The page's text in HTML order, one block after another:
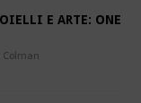
E ARTE: ONE